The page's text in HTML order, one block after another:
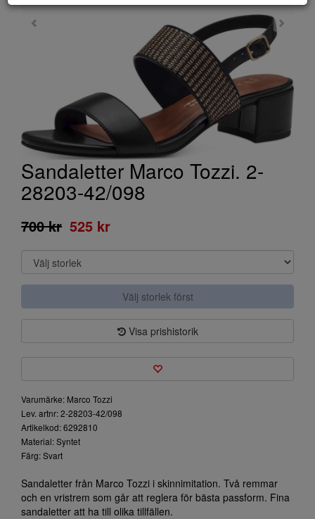
Sandaletter Marco Tozzi. 2-
28203-42/098
700 kr 525 kr
Välj storlek först
Visa prishistorik
Varumärke: Marco Tozzi
Lev. artnr: 2-28203-42/098
Artikelkod: 6292810
Material: Syntet
Färg: Svart
Sandaletter från Marco Tozzi i skinnimitation. Två remmar
och en vristrem som går att reglera för bästa passform. Fina
sandaletter att ha till olika tillfällen.